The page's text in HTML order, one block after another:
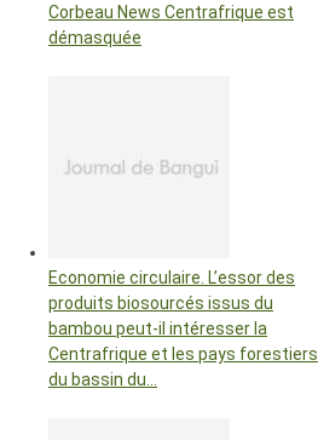
Corbeau News Centrafrique est
démasquée
Economie circulaire. L’essor des
produits biosourcés issus du
bambou peut-il intéresser la
Centrafrique et les pays forestiers
du bassin du…